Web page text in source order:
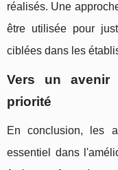
réalisés. Une
être utilisée pour
ciblées dans les
Vers un
priorité
En conclusion, les
essentiel dans